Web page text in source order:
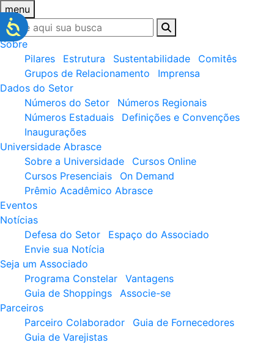
menu
Sobre
Pilares
Estrutura Sustentabilidade
Comitês
Grupos de Relacionamento
Imprensa
Dados do Setor
Números do Setor
Números Regionais
Números Estaduais
Definições e Convenções
Inaugurações
Universidade Abrasce
Sobre a Universidade
Cursos Online
Cursos Presenciais
On Demand
Prêmio Acadêmico Abrasce
Eventos
Notícias
Defesa do Setor
Espaço do Associado
Envie sua Notícia
Seja um Associado
Programa Constelar
Vantagens
Guia de Shoppings
Associe-se
Parceiros
Parceiro Colaborador
Guia de Fornecedores
Guia de Varejistas